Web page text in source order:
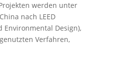
werden unter
nach LEED
Environmental Design),
Verfahren,